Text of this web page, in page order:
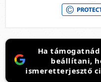
Ha
beállítani,
ismeretterjesztő